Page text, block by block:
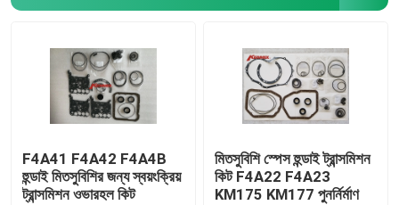
স্বয়ংক্রিয় ট্রান্সমিশন ঘর্ষণ কিট
ইঞ্জিন কুলিংয়েন্ট এক্সপেনশন ট্যাঙ্ক
F4A41 F4A42 F4A4B
হুন্ডাই মিতসুবিশির জন্য স্বয়ংক্রিয়
ট্রান্সমিশন ওভারহল কিট
মিতসুবিশি স্পেস হুন্ডাই ট্রান্সমিশন
কিট F4A22 F4A23
KM175 KM177 পুনর্নির্মাণ